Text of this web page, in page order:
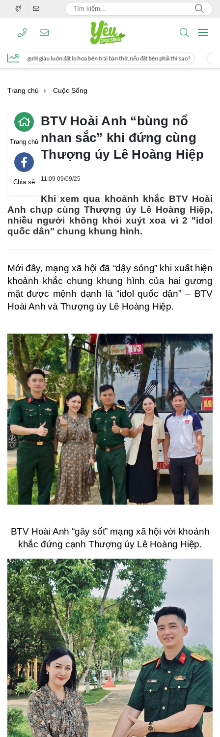
bên trái bàn thờ, nếu đặt bên phải thì sao? Cách uống nước mía giúp giảm
Trang chủ Cuộc Sống
Trang chủ
Chia sẻ
BTV Hoài Anh “bùng nổ
nhan sắc” khi đứng cùng
Thượng úy Lê Hoàng Hiệp
11:09 09/09/25
Khi xem qua khoảnh khắc BTV Hoài
Anh chụp cùng Thượng úy Lê Hoàng Hiệp,
nhiều người không khỏi xuýt xoa vì 2 "idol
quốc dân" chung khung hình.
Mới đây, mạng xã hội đã “dậy sóng” khi xuất hiện
khoảnh khắc chung khung hình của hai gương
mặt được mệnh danh là “idol quốc dân” – BTV
Hoài Anh và Thượng úy Lê Hoàng Hiệp.
BTV Hoài Anh “gây sốt” mạng xã hội với khoảnh
khắc đứng cạnh Thượng úy Lê Hoàng Hiệp.